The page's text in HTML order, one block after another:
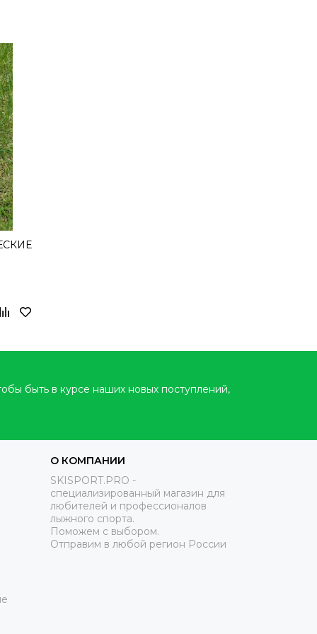
быть в курсе наших новых поступлений,
О КОМПАНИИ
SKISPORT.PRO -
специализированный магазин для
любителей и профессионалов
лыжного спорта.
Поможем с выбором.
Отправим в любой регион России